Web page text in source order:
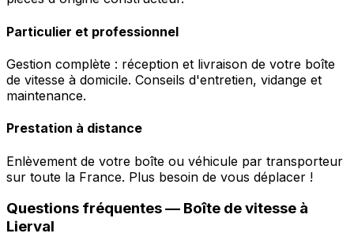
Particulier et professionnel
Gestion complète : réception et livraison de votre boîte
de vitesse à domicile. Conseils d'entretien, vidange et
maintenance.
Prestation à distance
Enlèvement de votre boîte ou véhicule par transporteur
sur toute la France. Plus besoin de vous déplacer !
Questions fréquentes — Boîte de vitesse à
Lierval